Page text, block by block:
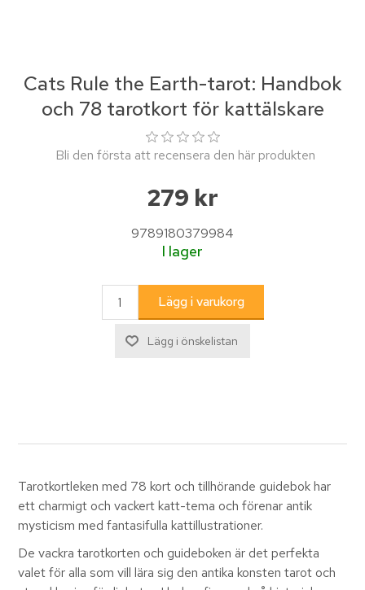
Cats Rule the Earth-tarot: Handbok
och 78 tarotkort för kattälskare
Bli den första att recensera den här produkten
279 kr
9789180379984
I lager
Tarotkortleken med 78 kort och tillhörande guidebok har
ett charmigt och vackert katt-tema och förenar antik
mysticism med fantasifulla kattillustrationer.
De vackra tarotkorten och guideboken är det perfekta
valet för alla som vill lära sig den antika konsten tarot och